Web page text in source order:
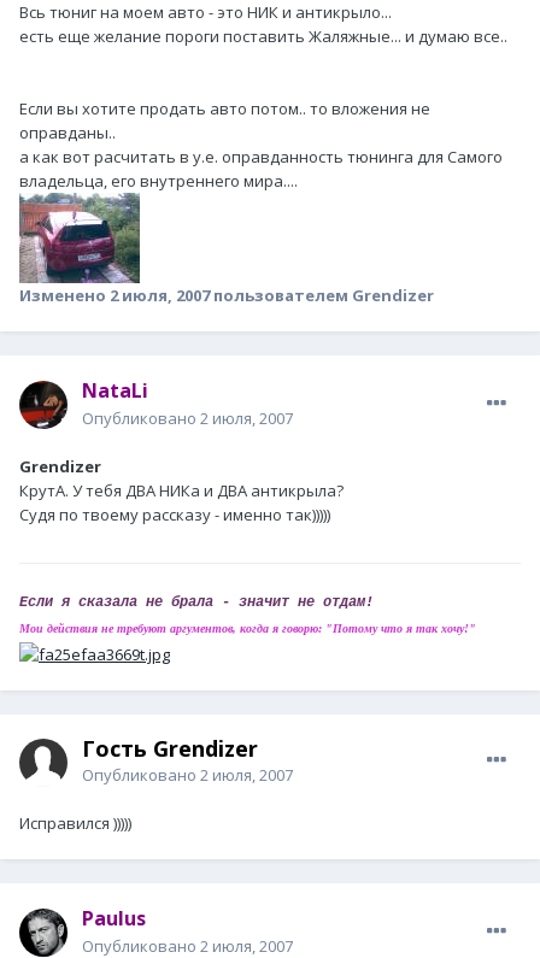
Всь тюниг на моем авто - это НИК и антикрыло...
есть еще желание пороги поставить Жаляжные... и думаю все..
Если вы хотите продать авто потом.. то вложения не
оправданы..
а как вот расчитать в у.е. оправданность тюнинга для Самого
владельца, его внутреннего мира....
Изменено 2 июля, 2007пользователем Grendizer
NataLi
Опубликовано 2 июля, 2007
Grendizer
КрутА. У тебя ДВА НИКа и ДВА антикрыла?
Судя по твоему рассказу - именно так)))))
Если я сказала не брала - значит не отдам!
Мои действия не требуют аргументов, когда я говорю: "Потому что я так хочу!"
Гость Grendizer
Опубликовано 2 июля, 2007
Исправился )))))
Paulus
Опубликовано 2 июля, 2007